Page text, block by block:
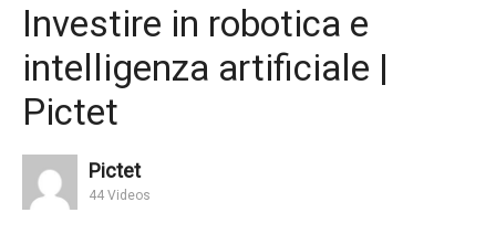
Banche in crisi o banche in trasformazione? |
Investire in robotica e
intelligenza artificiale |
Pictet
Pictet
44 Videos